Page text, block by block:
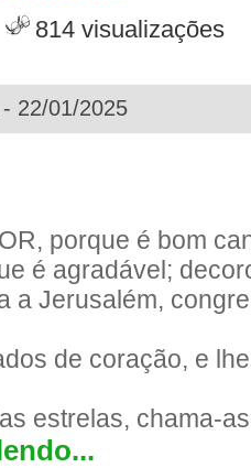
814 visualizações
22/01/2025
porque é bom
é agradável;
a Jerusalém,
de coração, e
estrelas, chama-